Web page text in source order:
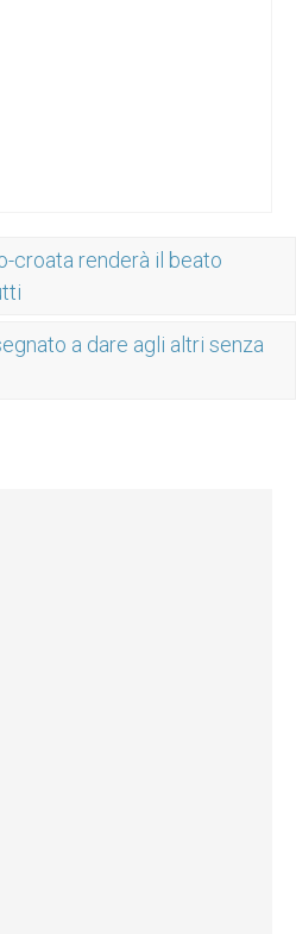
croata renderà il beato
a dare agli altri senza